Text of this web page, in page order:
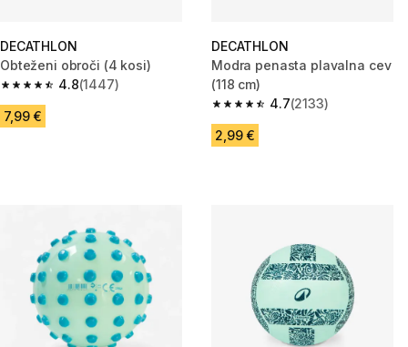
DECATHLON
Obteženi obroči (4 kosi)
4.8
4.8 od 5 zvezdic from 1447 ocene
(1447)
7,99 €
DECATHLON
Modra penasta plavalna cev
(118 cm)
4.7
4.7 od 5 zvezdic from 2133
(2133)
2,99 €